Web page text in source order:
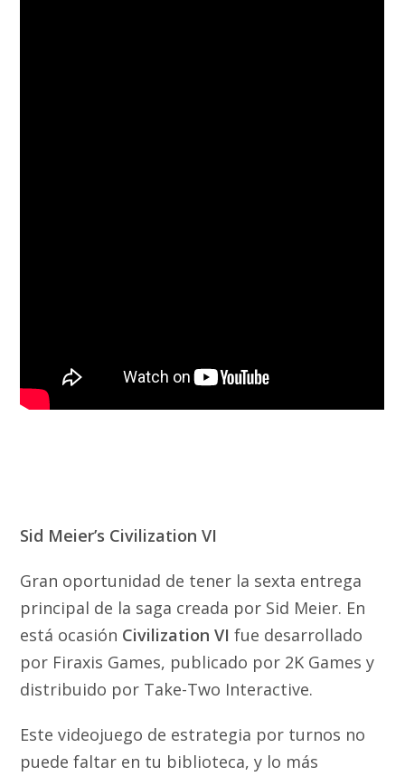
Sid Meier’s Civilization VI
Gran oportunidad de tener la sexta entrega
principal de la saga creada por Sid Meier. En
está ocasión Civilization VI fue desarrollado
por Firaxis Games, publicado por 2K Games y
distribuido por Take-Two Interactive.
Este videojuego de estrategia por turnos no
puede faltar en tu biblioteca, y lo más